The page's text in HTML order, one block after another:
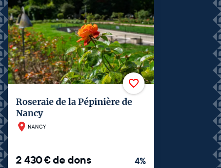
Roseraie de la Pépinière de
Nancy
NANCY
2 430€de dons 4%